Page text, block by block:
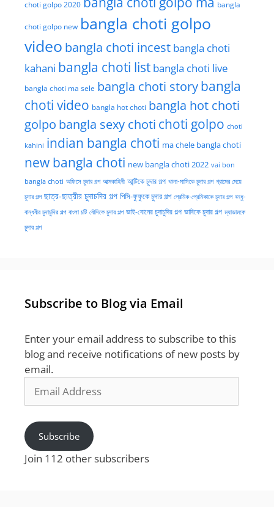
choti golpo 2020
bangla
choti golpo new bangla choti golpo
video bangla choti incest bangla choti
kahani bangla choti list bangla choti live
bangla choti ma sele bangla choti storybangla
choti video bangla hot choti bangla hot choti
golpo bangla sexy choti choti golpo choti
kahini indian bangla choti ma chele bangla choti
new bangla choti new bangla choti 2022 vai bon
bangla choti অফিসে চুদার গল্প আত্মকাহিনী আন্টিকে চুদার গল্প খালা-মাসিকে চুদার গল্প গ্রামের মেয়ে
চুদার গল্প ছাত্র-ছাত্রীর চুদাচদির গল্প পিসি-ফুফুকে চুদার গল্প প্রেমিক-প্রেমিকাকে চুদার গল্প বন্ধু-
বান্ধবীর চুদাচুদির গল্প বাংলা চটি বৌদিকে চুদার গল্প ভাই-বোনের চুদাচুদির গল্প ভাবিকে চুদার গল্প ম্যাডামকে
চুদার গল্প
Subscribe to Blog via Email
Enter your email address to subscribe to this
blog and receive notifications of new posts by
email.
Address
Subscribe
Join 112 other subscribers